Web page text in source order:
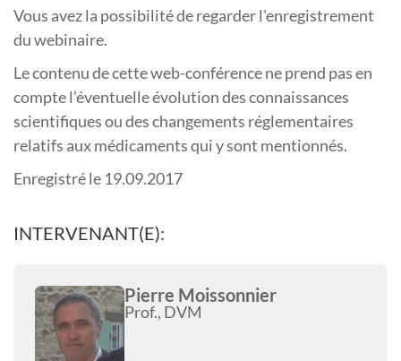
Vous avez la possibilité de regarder l'enregistrement
du webinaire.
Le contenu de cette web-conférence ne prend pas en
compte l’éventuelle évolution des connaissances
scientifiques ou des changements réglementaires
relatifs aux médicaments qui y sont mentionnés.
Enregistré le 19.09.2017
INTERVENANT(E):
Pierre Moissonnier
Prof., DVM